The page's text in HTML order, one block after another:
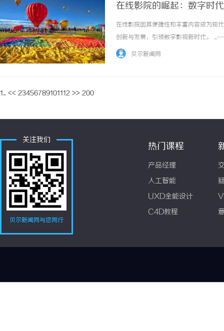
在线影院的崛起：数字时
在线影院因其便捷性和丰富内容成为现
创新与发展，引领数字影视新时代。
贝尔新闻网
1... << 23456789101112 >> 200
关注我们
贝尔新闻网与您同行
热门课程
产品经理
人工智能
UXD全能设计
C4D教程